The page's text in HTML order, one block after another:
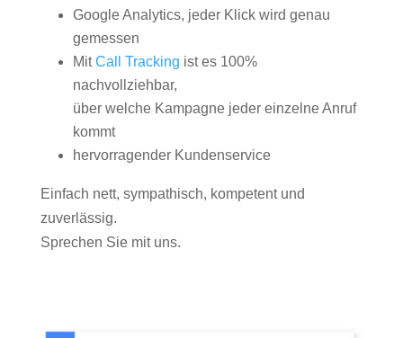
Google Analytics, jeder Klick wird genau
gemessen
MitCall Tracking ist es 100%
nachvollziehbar,
über welche Kampagne jeder einzelne Anruf
kommt
hervorragender Kundenservice
Einfach nett, sympathisch, kompetent und
zuverlässig.
Sprechen Sie mit uns.